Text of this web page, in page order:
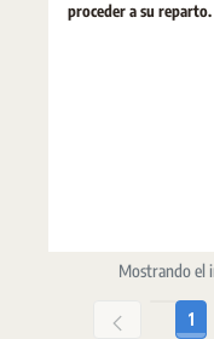
proceder a su reparto.
Mostrando el
1